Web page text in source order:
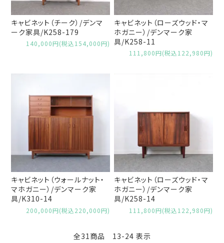
キャビネット（チーク）/デンマ
ーク家具/K258-179
140,000円(税込154,000円)
キャビネット（ローズウッド・マ
ホガニー）/デンマーク家
具/K258-11
111,800円(税込122,980円)
キャビネット（ウォールナット・
マホガニー）/デンマーク家
具/K310-14
200,000円(税込220,000円)
キャビネット（ローズウッド・マ
ホガニー）/デンマーク家
具/K258-14
111,800円(税込122,980円)
全31商品 13-24 表示